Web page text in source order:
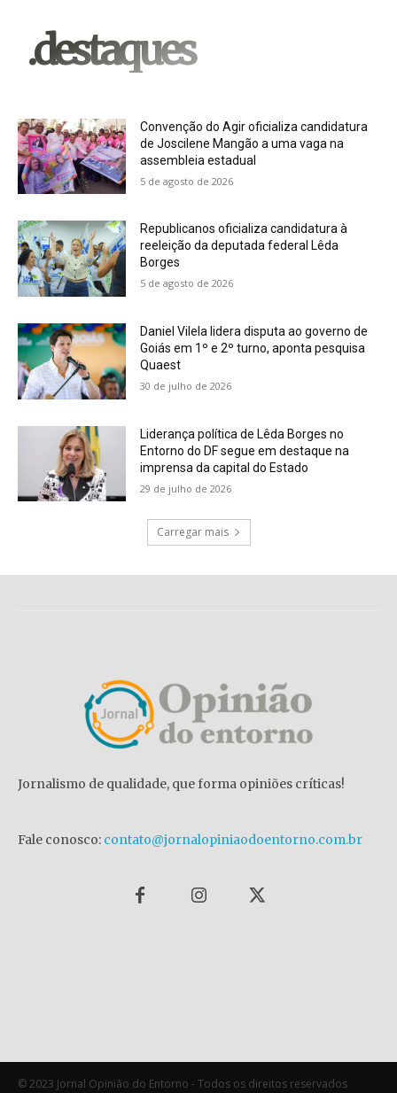
.destaques
Convenção do Agir oficializa candidatura
de Joscilene Mangão a uma vaga na
assembleia estadual
5 de agosto de 2026
Republicanos oficializa candidatura à
reeleição da deputada federal Lêda
Borges
5 de agosto de 2026
Daniel Vilela lidera disputa ao governo de
Goiás em 1º e 2º turno, aponta pesquisa
Quaest
30 de julho de 2026
Liderança política de Lêda Borges no
Entorno do DF segue em destaque na
imprensa da capital do Estado
29 de julho de 2026
Carregar mais
Jornalismo de qualidade, que forma opiniões críticas!
Fale conosco: contato@jornalopiniaodoentorno.com.br
© 2023 Jornal Opinião do Entorno - Todos os direitos reservados